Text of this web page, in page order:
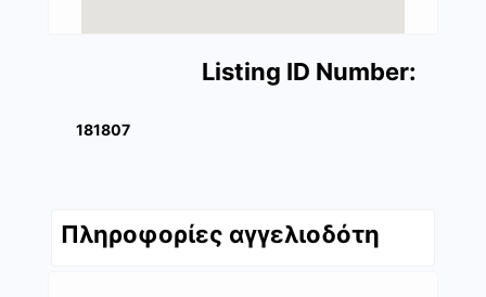
Listing ID Number:
181807
Πληροφορίες αγγελιοδότη